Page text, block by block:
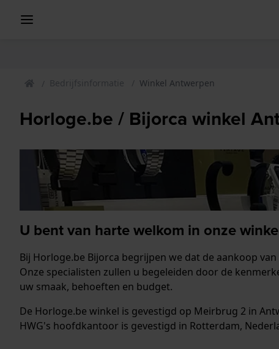
Bedrijfsinformatie Winkel Antwerpen
Horloge.be / Bijorca winkel
U bent van harte welkom in onze
Bij Horloge.be Bijorca begrijpen we dat de aankoop
Onze specialisten zullen u begeleiden door de
uw smaak, behoeften en budget.
De Horloge.be winkel is gevestigd op Meirbrug 2 in
HWG's hoofdkantoor is gevestigd in Rotterdam,